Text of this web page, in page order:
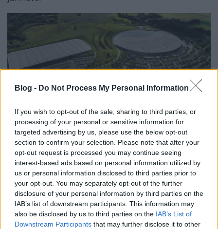
Blog - Do Not Process My Personal Information
If you wish to opt-out of the sale, sharing to third parties, or
processing of your personal or sensitive information for
targeted advertising by us, please use the below opt-out
section to confirm your selection. Please note that after your
opt-out request is processed you may continue seeing
interest-based ads based on personal information utilized by
us or personal information disclosed to third parties prior to
your opt-out. You may separately opt-out of the further
disclosure of your personal information by third parties on the
IAB’s list of downstream participants. This information may
also be disclosed by us to third parties on the IAB’s List of
Downstream Participants that may further disclose it to other
Az együttműködéssel az eddiginél is nagyobb
mértékben használják az additív gyártást. A
technológiával a járművek teljesítményét,
előállításuk és működtetésük fenntarthatóságát, és
a gyártás hatékonyságát kívánják növelni,
amennyire csak lehet.